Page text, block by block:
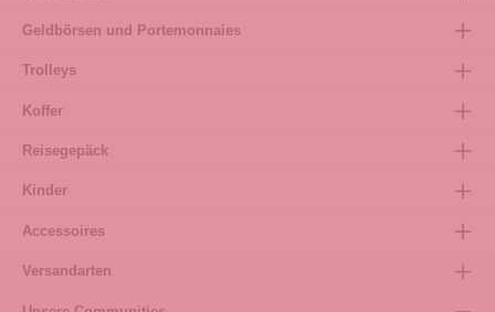
Geldbörsen und Portemonnaies
Trolleys
Koffer
Reisegepäck
Kinder
Accessoires
Versandarten